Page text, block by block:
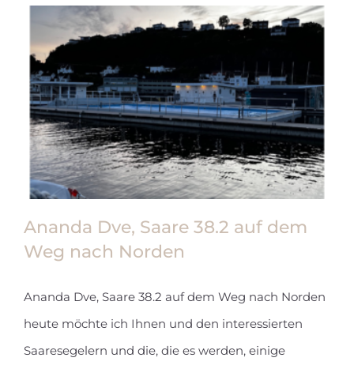
Ananda Dve, Saare 38.2 auf dem
Weg nach Norden
Ananda Dve, Saare 38.2 auf dem
Weg nach Norden
Ananda Dve, Saare 38.2 auf dem Weg nach Norden
heute möchte ich Ihnen und den interessierten
Saaresegelern und die, die es werden, einige